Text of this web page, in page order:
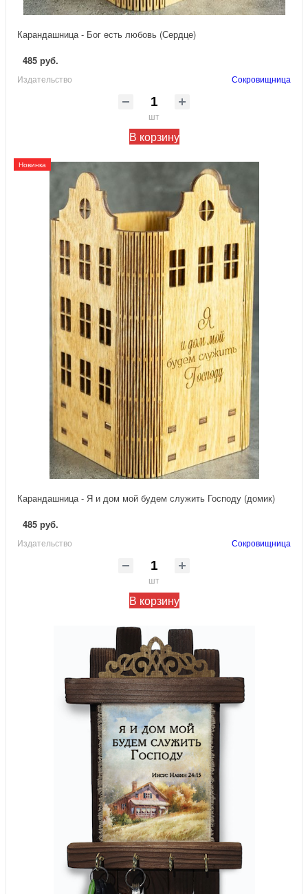
Карандашница - Бог есть любовь (Сердце)
485 руб.
Издательство Сокровищница
шт
В корзину
Новинка
Карандашница - Я и дом мой будем служить Господу (домик)
485 руб.
Издательство Сокровищница
шт
В корзину